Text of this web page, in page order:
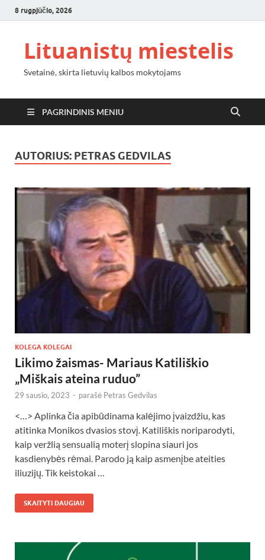
8 rugpjūčio, 2026
Lituanistų miestelis
Svetainė, skirta lietuvių kalbos mokytojams
PAGRINDINIS MENIU
AUTORIUS: PETRAS GEDVILAS
KOLEGA KOLEGAI
Likimo žaismas- Mariaus Katiliškio
„Miškais ateina ruduo”
29 sausio, 2023 - parašė Petras Gedvilas
<…> Aplinka čia apibūdinama kalėjimo įvaizdžiu, kas
atitinka Monikos dvasios stovį. Katiliškis noriparodyti,
kaip veržlią sensualią moterį slopina siauri jos
kasdienybės rėmai. Parodo ją kaip asmenįbe ateities
iliuzijų. Tik keistokai …
SKAITYTI DAUGIAU